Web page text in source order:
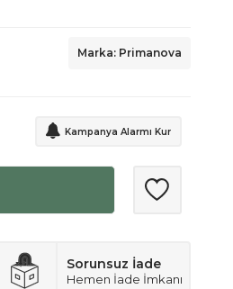
Marka: Primanova
Kampanya Alarmı Kur
Sorunsuz İade
Hemen İade İmkanı